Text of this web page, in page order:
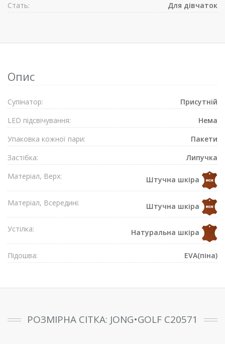
Стать:
Для дівчаток
Опис
Супiнатор:
Присутнiй
LED підсвічування:
Нема
Упаковка кожної пари:
Пакети
Застібка:
Липучка
Матеріал, Верх:
Штучна шкіра
Матеріал, Всередині: Штучна шкіра
Устілка: Натуральна шкіра
Підошва: EVA(піна)
РОЗМІРНА СІТКА: JONG•GOLF C20571